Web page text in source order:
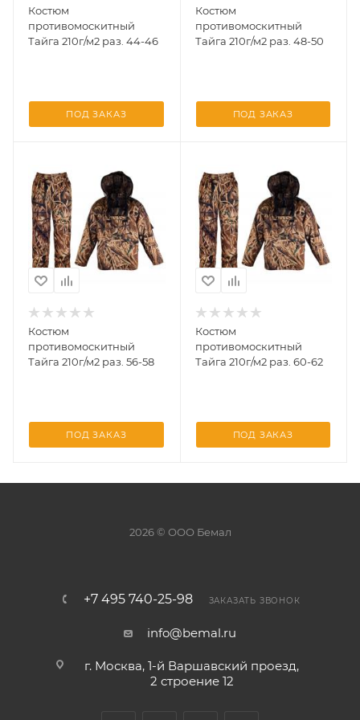
Костюм
противомоскитный
Тайга 210г/м2 раз. 44-46
ПОД ЗАКАЗ
Костюм
противомоскитный
Тайга 210г/м2 раз. 48-50
ПОД ЗАКАЗ
Костюм
противомоскитный
Тайга 210г/м2 раз. 56-58
ПОД ЗАКАЗ
Костюм
противомоскитный
Тайга 210г/м2 раз. 60-62
ПОД ЗАКАЗ
2026 © ООО Бемал
+7 495 740-25-98 ЗАКАЗАТЬ ЗВОНОК
info@bemal.ru
г. Москва, 1-й Варшавский проезд,
2 строение 12